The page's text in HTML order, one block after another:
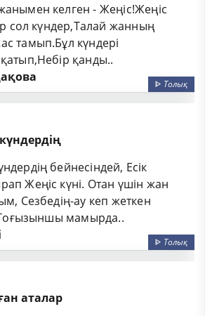
келген - Жеңіс!Жеңіс
сол күндер,Талай жанның
тамып.Бұл күндері
қанды..
ᐈ Толық
бейнесіндей, Есік
Жеңіс күні. Отан үшін жан
Сезбедің-ау кеп жеткен
Тоғызыншы мамырда..
ᐈ Толық
аталар